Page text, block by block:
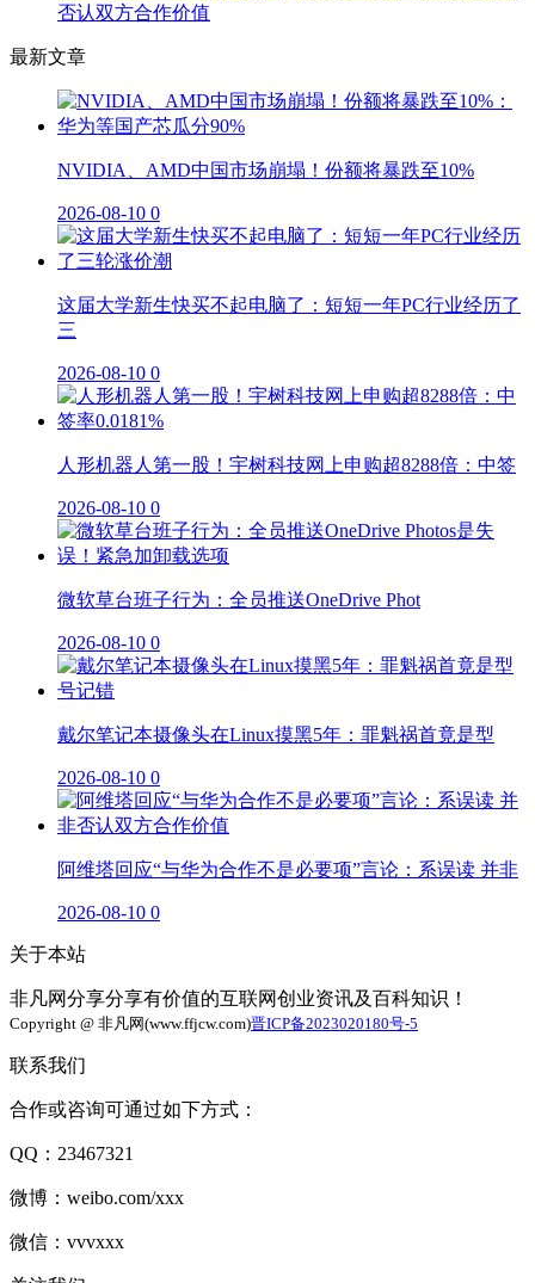
否认双方合作价值
最新文章
NVIDIA、AMD中国市场崩塌！份额将暴跌至10%
2026-08-10 0
这届大学新生快买不起电脑了：短短一年PC行业经历了
三
2026-08-10 0
人形机器人第一股！宇树科技网上申购超8288倍：中签
2026-08-10 0
微软草台班子行为：全员推送OneDrive Phot
2026-08-10 0
戴尔笔记本摄像头在Linux摸黑5年：罪魁祸首竟是型
2026-08-10 0
阿维塔回应“与华为合作不是必要项”言论：系误读 并非
2026-08-10 0
关于本站
非凡网分享分享有价值的互联网创业资讯及百科知识！
Copyright @ 非凡网(www.ffjcw.com)晋ICP备2023020180号-5
联系我们
合作或咨询可通过如下方式：
QQ：23467321
微博：weibo.com/xxx
微信：vvvxxx